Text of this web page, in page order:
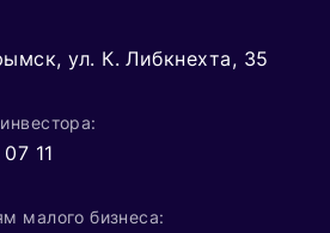
ул. К. Либкнехта, 35
11
малого бизнеса: